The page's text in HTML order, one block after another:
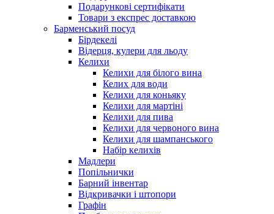
Подарункові сертифікати
Товари з експрес доставкою
Барменський посуд
Бірдекелі
Відерця, кулери для льоду
Келихи
Келихи для білого вина
Келих для води
Келихи для коньяку
Келихи для мартіні
Келихи для пива
Келихи для червоного вина
Келихи для шампанського
Набір келихів
Мадлери
Попільнички
Барний інвентар
Відкривачки і штопори
Графін